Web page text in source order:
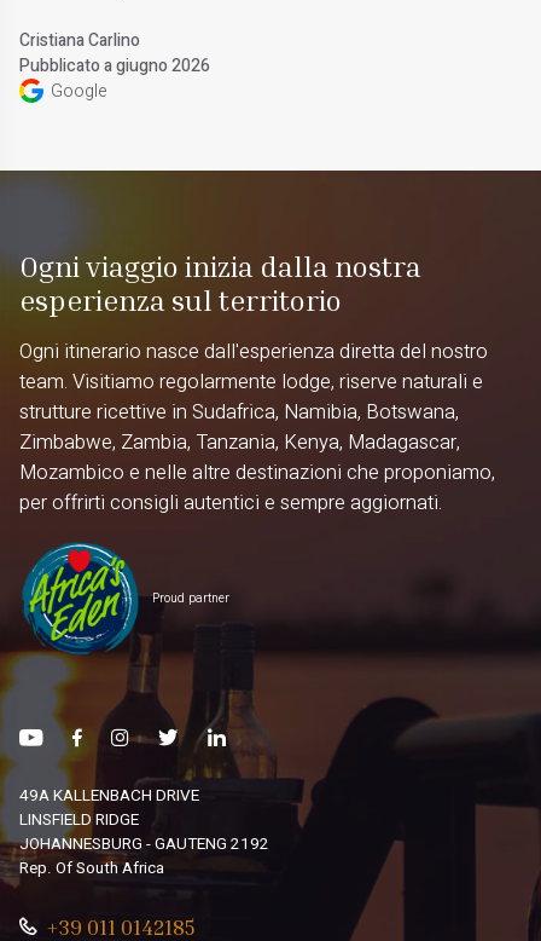
Cristiana Carlino
Pubblicato a giugno 2026
Google
Ogni viaggio inizia dalla nostra
esperienza sul territorio
Ogni itinerario nasce dall'esperienza diretta del nostro
team. Visitiamo regolarmente lodge, riserve naturali e
strutture ricettive in Sudafrica, Namibia, Botswana,
Zimbabwe, Zambia, Tanzania, Kenya, Madagascar,
Mozambico e nelle altre destinazioni che proponiamo,
per offrirti consigli autentici e sempre aggiornati.
Proud partner
49A KALLENBACH DRIVE
LINSFIELD RIDGE
JOHANNESBURG - GAUTENG 2192
Rep. Of South Africa
+39 011 0142185